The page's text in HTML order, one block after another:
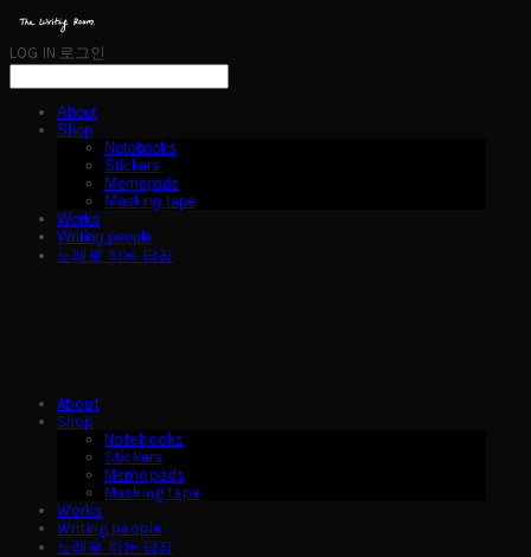
LOG IN 로그인
About
Shop
Notebooks
Stickers
Memopads
Masking tape
Works
Writing people
노래로 하는 답장
About
Shop
Notebooks
Stickers
Memopads
Masking tape
Works
Writing people
노래로 하는 답장